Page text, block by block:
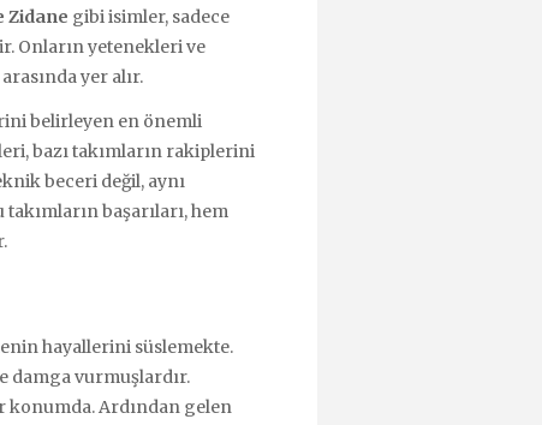
Zidane gibi isimler, sadece
Onların yetenekleri ve
yer alır.
belirleyen en önemli
bazı takımların rakiplerini
beceri değil, aynı
başarıları, hem
hayallerini süslemekte.
damga vurmuşlardır.
konumda. Ardından gelen